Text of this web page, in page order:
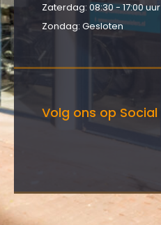
Zaterdag: 08:30 - 17:00 uur
Zondag: Gesloten
Volg ons op Social